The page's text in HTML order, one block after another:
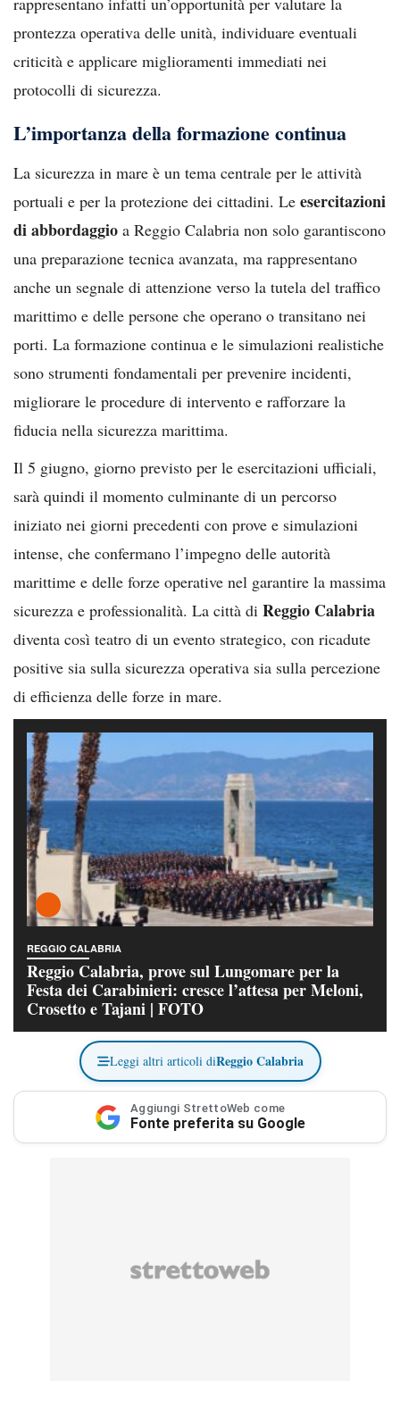
prontezza operativa delle unità, individuare eventuali
criticità e applicare miglioramenti immediati nei
protocolli di sicurezza.
L’importanza della formazione continua
La sicurezza in mare è un tema centrale per le attività
portuali e per la protezione dei cittadini. Le esercitazioni
di abbordaggio a Reggio Calabria non solo garantiscono
una preparazione tecnica avanzata, ma rappresentano
anche un segnale di attenzione verso la tutela del traffico
marittimo e delle persone che operano o transitano nei
porti. La formazione continua e le simulazioni realistiche
sono strumenti fondamentali per prevenire incidenti,
migliorare le procedure di intervento e rafforzare la
fiducia nella sicurezza marittima.
Il 5 giugno, giorno previsto per le esercitazioni ufficiali,
sarà quindi il momento culminante di un percorso
iniziato nei giorni precedenti con prove e simulazioni
intense, che confermano l’impegno delle autorità
marittime e delle forze operative nel garantire la massima
sicurezza e professionalità. La città di Reggio Calabria
diventa così teatro di un evento strategico, con ricadute
positive sia sulla sicurezza operativa sia sulla percezione
di efficienza delle forze in mare.
REGGIO CALABRIA
Reggio Calabria, prove sul Lungomare per la
Festa dei Carabinieri: cresce l’attesa per Meloni,
Crosetto e Tajani | FOTO
Leggi altri articoli diReggio Calabria
Aggiungi StrettoWeb come
Fonte preferita su Google